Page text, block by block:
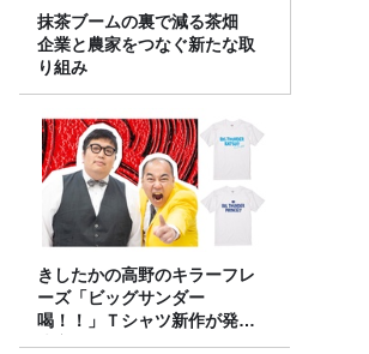
抹茶ブームの裏で減る茶畑
企業と農家をつなぐ新たな取
り組み
きしたかの高野のキラーフレ
ーズ「ビッグサンダー
喝！！」Ｔシャツ新作が発売
決定！